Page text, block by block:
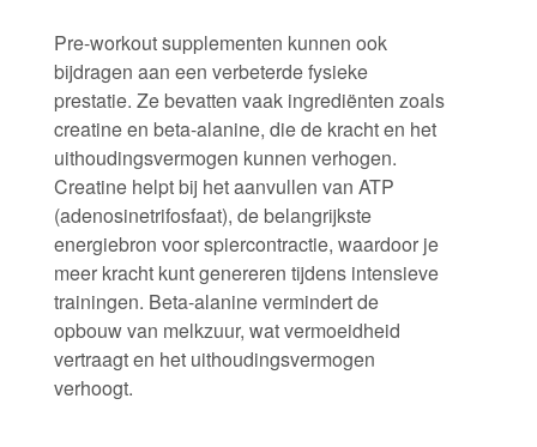
Pre-workout supplementen kunnen ook
bijdragen aan een verbeterde fysieke
prestatie. Ze bevatten vaak ingrediënten zoals
creatine en beta-alanine, die de kracht en het
uithoudingsvermogen kunnen verhogen.
Creatine helpt bij het aanvullen van ATP
(adenosinetrifosfaat), de belangrijkste
energiebron voor spiercontractie, waardoor je
meer kracht kunt genereren tijdens intensieve
trainingen. Beta-alanine vermindert de
opbouw van melkzuur, wat vermoeidheid
vertraagt en het uithoudingsvermogen
verhoogt.